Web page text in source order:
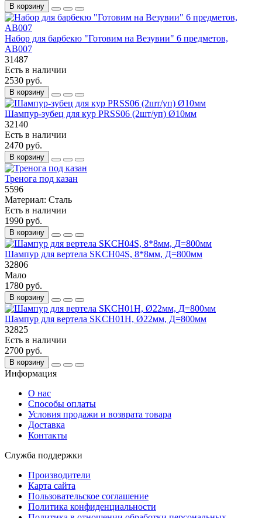
В корзину
Набор для барбекю "Готовим на Везувии" 6 предметов,
AB007
31487
Есть в наличии
2530 руб.
В корзину
Шампур-зубец для кур PRSS06 (2шт/уп) Ø10мм
32140
Есть в наличии
2470 руб.
В корзину
Тренога под казан
5596
Материал: Сталь
Есть в наличии
1990 руб.
В корзину
Шампур для вертела SKCH04S, 8*8мм, Д=800мм
32806
Мало
1780 руб.
В корзину
Шампур для вертела SKCH01H, Ø22мм, Д=800мм
32825
Есть в наличии
2700 руб.
В корзину
Информация
О нас
Способы оплаты
Условия продажи и возврата товара
Доставка
Контакты
Служба поддержки
Производители
Карта сайта
Пользовательское соглашение
Политика конфиденциальности